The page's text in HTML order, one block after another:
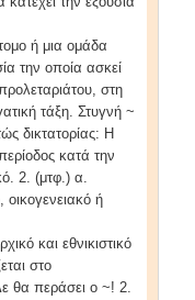
ή μια ομάδα
την οποία ασκεί
στη
τάξη. Στυγνή ~
δικτατορίας: H
κατά την
2. (μτφ.) α.
ή
και εθνικιστικό
στο
θα περάσει ο ~! 2.